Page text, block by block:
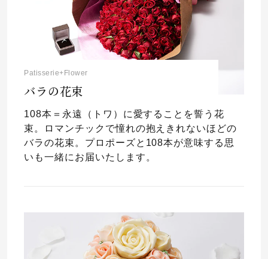
Patisserie+Flower
バラの花束
108本＝永遠（トワ）に愛することを誓う花
束。ロマンチックで憧れの抱えきれないほどの
バラの花束。プロポーズと108本が意味する思
いも一緒にお届いたします。